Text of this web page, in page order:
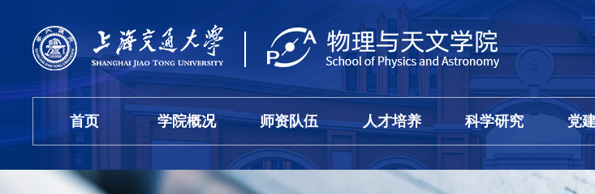
首页 学院概况 师资队伍 人才培养 科学研究 党